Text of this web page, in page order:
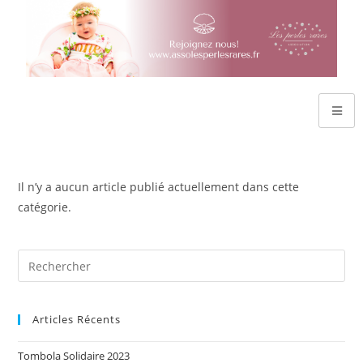
Il n’y a aucun article publié actuellement dans cette
catégorie.
Articles Récents
Tombola Solidaire 2023